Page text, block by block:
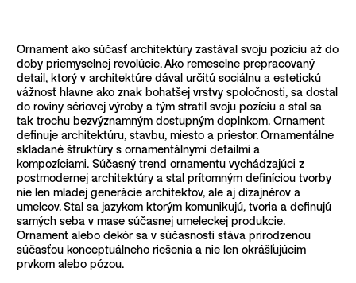
Ornament ako súčasť architektúry zastával svoju pozíciu až do
doby priemyselnej revolúcie. Ako remeselne prepracovaný
detail, ktorý v architektúre dával určitú sociálnu a estetickú
vážnosť hlavne ako znak bohatšej vrstvy spoločnosti, sa dostal
do roviny sériovej výroby a tým stratil svoju pozíciu a stal sa
tak trochu bezvýznamným dostupným doplnkom. Ornament
definuje architektúru, stavbu, miesto a priestor. Ornamentálne
skladané štruktúry s ornamentálnymi detailmi a
kompozíciami. Súčasný trend ornamentu vychádzajúci z
postmodernej architektúry a stal prítomným definíciou tvorby
nie len mladej generácie architektov, ale aj dizajnérov a
umelcov. Stal sa jazykom ktorým komunikujú, tvoria a definujú
samých seba v mase súčasnej umeleckej produkcie.
Ornament alebo dekór sa v súčasnosti stáva prirodzenou
súčasťou konceptuálneho riešenia a nie len okrášľujúcim
prvkom alebo pózou.